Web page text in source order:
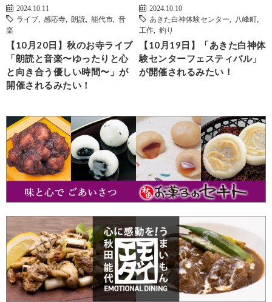
2024.10.11
ライブ
感応寺 朗読 能代市
音
楽
【10月20日】秋のお寺ライブ
「朗読と音楽〜ゆったりと心
と向き合う優しい時間〜」が
開催されるみたい！
2024.10.10
あきた白神体験センター
八峰町
工作
釣り
【10月19日】「あきた白神体
験センターフェスティバル」
が開催されるみたい！